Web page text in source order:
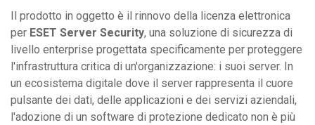
Il prodotto in oggetto è il rinnovo della licenza elettronica
per ESET Server Security, una soluzione di sicurezza di
livello enterprise progettata specificamente per proteggere
l'infrastruttura critica di un'organizzazione: i suoi server. In
un ecosistema digitale dove il server rappresenta il cuore
pulsante dei dati, delle applicazioni e dei servizi aziendali,
l'adozione di un software di protezione dedicato non è più